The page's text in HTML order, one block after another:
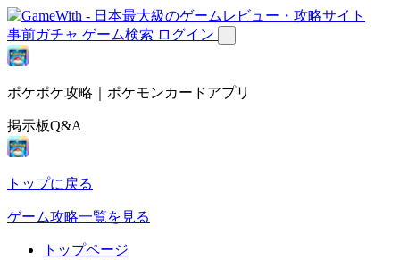
事前ガチャ ゲーム検索 ログイン
ポケポケ攻略｜ポケモンカードアプリ
掲示板Q&A
トップに戻る
ゲーム攻略一覧を見る
トップページ